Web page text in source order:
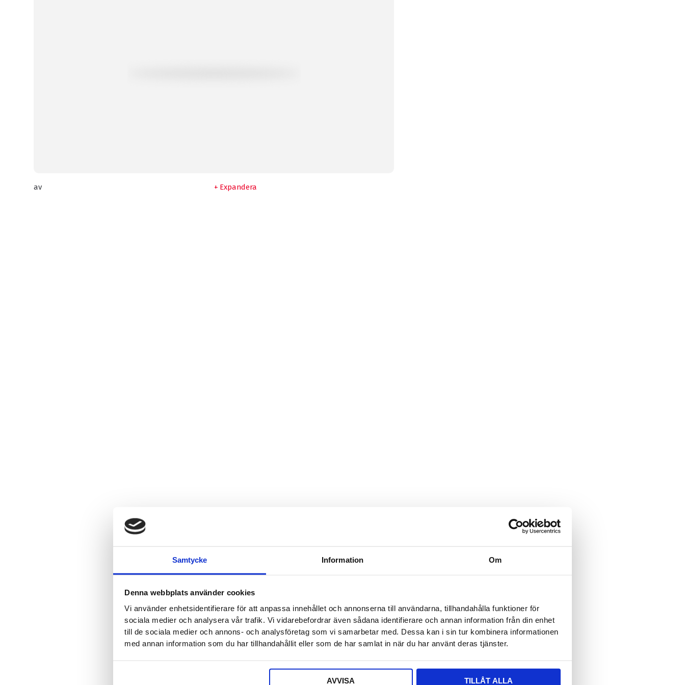
Samtycke Information Om
Denna webbplats använder cookies
Vi använder enhetsidentifierare för att anpassa innehållet och annonserna till användarna, tillhandahålla funktioner för
sociala medier och analysera vår trafik. Vi vidarebefordrar även sådana identifierare och annan information från din enhet
till de sociala medier och annons- och analysföretag som vi samarbetar med. Dessa kan i sin tur kombinera informationen
med annan information som du har tillhandahållit eller som de har samlat in när du har använt deras tjänster.
AVVISA TILLÅT ALLA
av Expandera
Detta fält är dolt när formuläret visas
Ditt namn*
E-post